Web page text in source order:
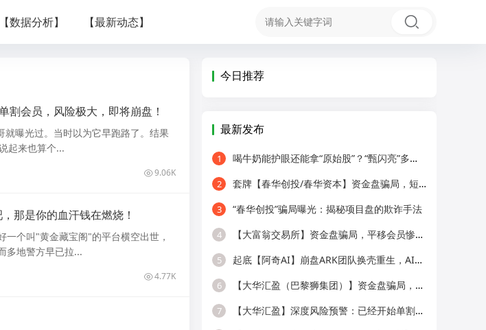
【数据分析】 【最新动态】
割会员，风险极大，即将崩盘！
就曝光过。当时以为它早跑路了。结果
起来也算个...
9.06K
那是你的血汗钱在燃烧！
个叫"黄金藏宝阁"的平台横空出世，
多地警方早已拉...
4.77K
今日推荐
最新发布
1 喝牛奶能护眼还能拿“原始股”？“甄闪亮”多级代理被疑传销！
2 套牌【春华创投/春华资本】资金盘骗局，短期收割快杀盘，远离！
3 “春华创投”骗局曝光：揭秘项目盘的欺诈手法
4 【大富翁交易所】资金盘骗局，平移会员惨遭全割，提现直接封号！
5 起底【阿奇AI】崩盘ARK团队换壳重生，AI风口外衣，还是老牌分销套路！
6 【大华汇盈（巴黎狮集团）】资金盘骗局，冒用正规企业名称，大量单割会员，
7 【大华汇盈】深度风险预警：已经开始单割，会员抓紧提现！！！